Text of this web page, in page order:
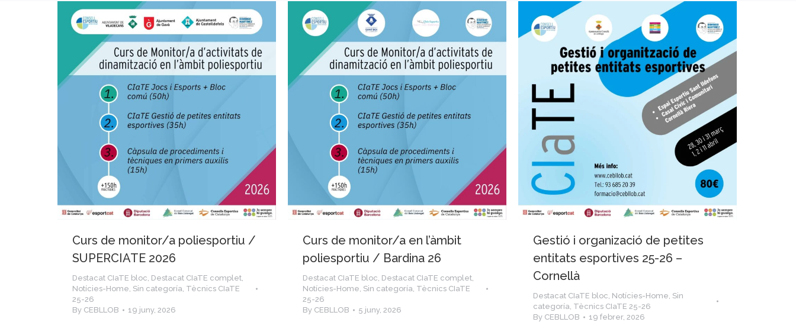
Curs de monitor/a poliesportiu /
SUPERCIATE 2026
Destacat CIaTE bloc, Destacat CIaTE complet,
Notícies-Home, Sin categoría, Tècnics CIaTE
25-26
By CEBLLOB 19 juny, 2026
Curs de monitor/a en l’àmbit
poliesportiu / Bardina 26
Destacat CIaTE bloc, Destacat CIaTE complet,
Notícies-Home, Sin categoría, Tècnics CIaTE
25-26
By CEBLLOB 5 juny, 2026
Gestió i organizació de petites
entitats esportives 25-26 –
Cornellà
Destacat CIaTE bloc, Notícies-Home, Sin
categoría, Tècnics CIaTE 25-26
By CEBLLOB 19 febrer, 2026